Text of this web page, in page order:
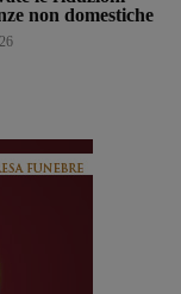
non domestiche